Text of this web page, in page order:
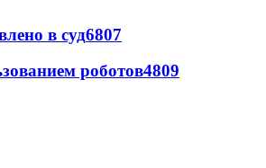
в суд6807
роботов4809